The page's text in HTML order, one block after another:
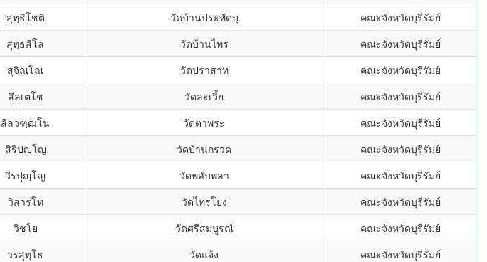
สุทฺธิโชติ วัดบ้านประทัดบุ
คณะจังหวัดบุรีรัมย์
สุทฺธสีโล วัดบ้านไทร
คณะจังหวัดบุรีรัมย์
สุจิณฺโณ วัดปราสาท
คณะจังหวัดบุรีรัมย์
สีลเตโช วัดละเวี้ย
คณะจังหวัดบุรีรัมย์
สีลวฑฺฒโน วัดตาพระ
คณะจังหวัดบุรีรัมย์
สิริปญฺโญ วัดบ้านกรวด
คณะจังหวัดบุรีรัมย์
วีรปุญฺโญ วัดพลับพลา
คณะจังหวัดบุรีรัมย์
วิสารโท วัดไทรโยง
คณะจังหวัดบุรีรัมย์
วิชโย วัดศรีสมบูรณ์
คณะจังหวัดบุรีรัมย์
วรสุทฺโธ วัดแจ้ง
คณะจังหวัดบุรีรัมย์